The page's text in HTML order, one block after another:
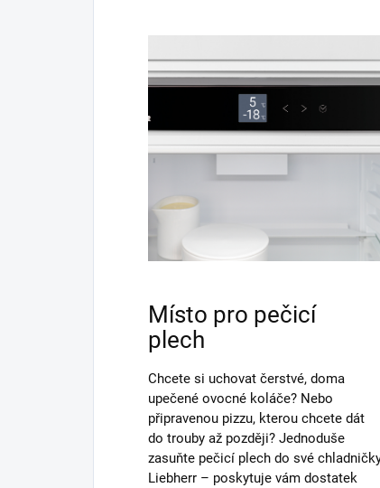
Místo pro pečicí
plech
Chcete si uchovat čerstvé, doma
upečené ovocné koláče? Nebo
připravenou pizzu, kterou chcete dát
do trouby až později? Jednoduše
zasuňte pečicí plech do své
Liebherr – poskytuje vám dostatek